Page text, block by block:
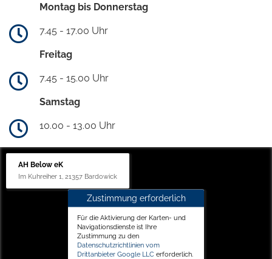
Montag bis Donnerstag
7.45 - 17.00 Uhr
Freitag
7.45 - 15.00 Uhr
Samstag
10.00 - 13.00 Uhr
AH Below eK
Im Kuhreiher 1, 21357 Bardowick
Zustimmung erforderlich
Für die Aktivierung der Karten- und
Navigationsdienste ist Ihre
Zustimmung zu den
Datenschutzrichtlinien vom
Drittanbieter Google LLC erforderlich.